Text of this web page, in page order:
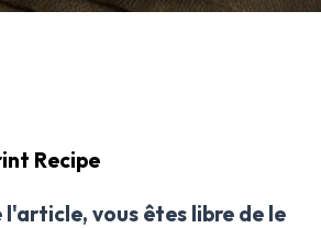
Recipe
l'article, vous êtes libre de le